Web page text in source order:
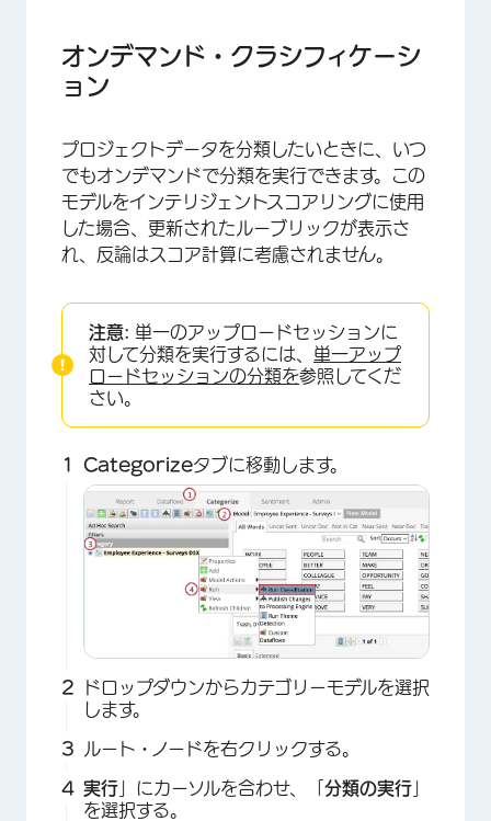
オンデマンド・クラシフィケーシ
ョン
プロジェクトデータを分類したいときに、いつ
でもオンデマンドで分類を実行できます。この
モデルをインテリジェントスコアリングに使用
した場合、更新されたルーブリックが表示さ
れ、反論はスコア計算に考慮されません。
注意: 単一のアップロードセッションに
対して分類を実行するには、 単一アップ
ロードセッションの分類を参照してくだ
さい。
Categorizeタブに移動します。
ドロップダウンからカテゴリーモデルを選択
します。
ルート・ノードを右クリックする。
実行 」にカーソルを合わせ、「 分類の実行
を選択する。